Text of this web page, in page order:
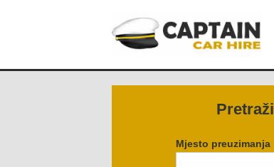
Mjesto preuzimanja